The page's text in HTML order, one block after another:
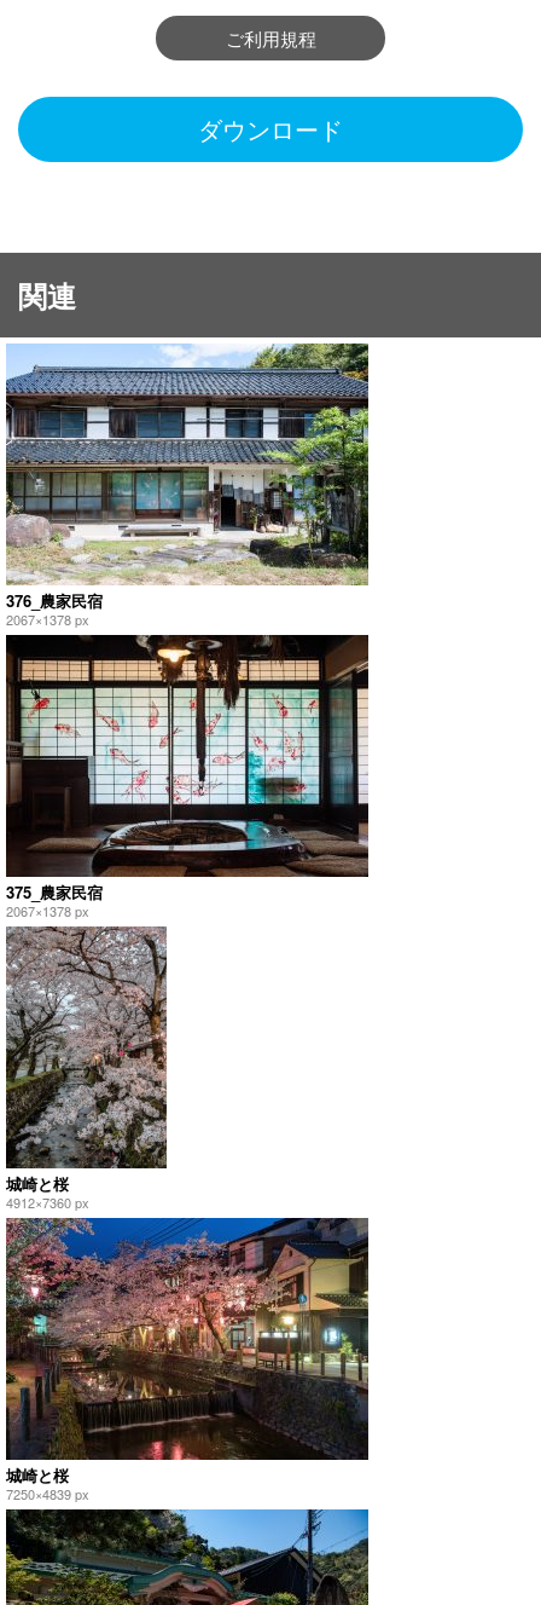
ご利用規程
ダウンロード
関連
376_農家民宿
2067×1378 px
375_農家民宿
2067×1378 px
城崎と桜
4912×7360 px
城崎と桜
7250×4839 px